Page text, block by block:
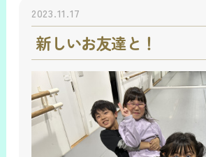
2023.11.17
新しいお友達と！